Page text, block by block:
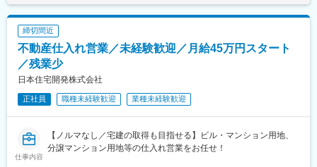
締切間近
不動産仕入れ営業／未経験歓迎／月給45万円スタート
／残業少
日本住宅開発株式会社
正社員 職種未経験歓迎 業種未経験歓迎
仕事内容
【ノルマなし／宅建の取得も目指せる】ビル・マンション用地、
分譲マンション用地等の仕入れ営業をお任せ！